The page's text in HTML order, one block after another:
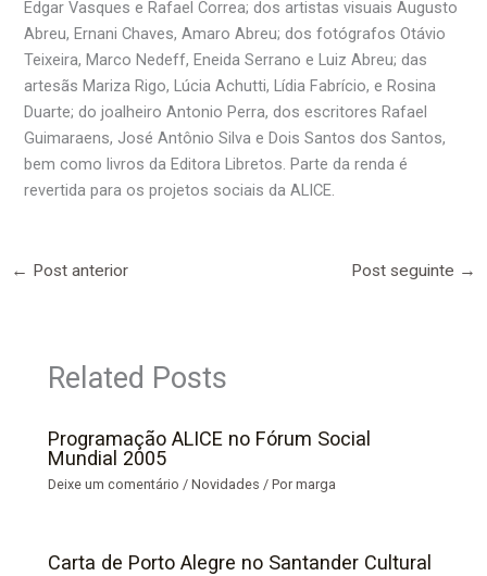
Edgar Vasques e Rafael Correa; dos artistas visuais Augusto
Abreu, Ernani Chaves, Amaro Abreu; dos fotógrafos Otávio
Teixeira, Marco Nedeff, Eneida Serrano e Luiz Abreu; das
artesãs Mariza Rigo, Lúcia Achutti, Lídia Fabrício, e Rosina
Duarte; do joalheiro Antonio Perra, dos escritores Rafael
Guimaraens, José Antônio Silva e Dois Santos dos Santos,
bem como livros da Editora Libretos. Parte da renda é
revertida para os projetos sociais da ALICE.
← Post anterior Post seguinte →
Related Posts
Programação ALICE no Fórum Social
Mundial 2005
Deixe um comentário /Novidades / Pormarga
Carta de Porto Alegre no Santander Cultural